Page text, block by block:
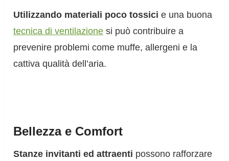
Utilizzando materiali poco tossici e una buona
tecnica di ventilazione si può contribuire a
prevenire problemi come muffe, allergeni e la
cattiva qualità dell’aria.
Bellezza e Comfort
Stanze invitanti ed attraenti possono rafforzare